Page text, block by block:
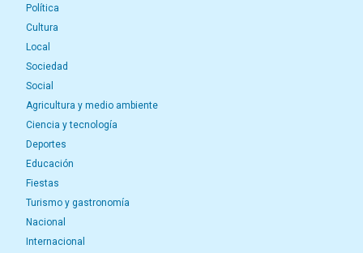
Política
Cultura
Local
Sociedad
Social
Agricultura y medio ambiente
Ciencia y tecnología
Deportes
Educación
Fiestas
Turismo y gastronomía
Nacional
Internacional